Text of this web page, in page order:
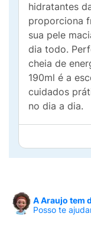
hidratantes
proporciona
sua pele
dia todo.
cheia de
190ml é a
cuidados
no dia a dia.
A Araujo tem
Posso te